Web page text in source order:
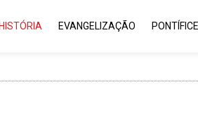
HISTÓRIA EVANGELIZAÇÃO